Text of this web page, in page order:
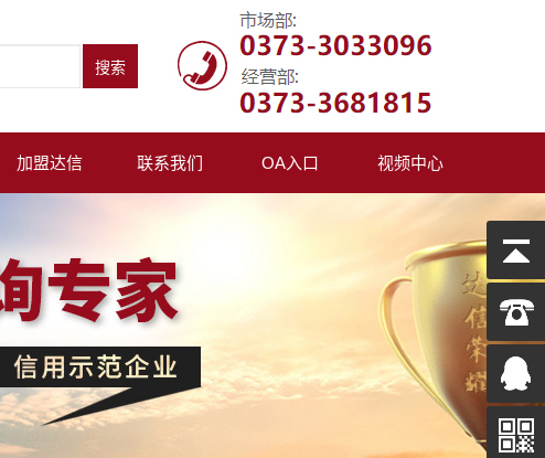
加盟达信 联系我们 OA入口 视频中心